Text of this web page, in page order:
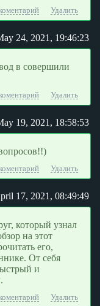
Удалить
24, 2021, 19:46:23
в совершили
Удалить
19, 2021, 18:58:53
Удалить
17, 2021, 08:49:49
который узнал
на этот
его,
От себя
и
Удалить